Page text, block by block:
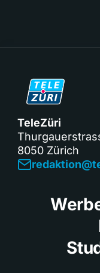
TeleZüri
8050 Zürich